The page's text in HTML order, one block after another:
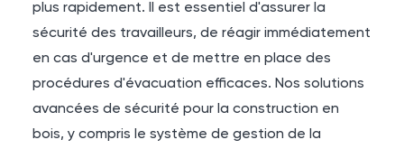
plus rapidement. Il est essentiel d'assurer la
sécurité des travailleurs, de réagir immédiatement
en cas d'urgence et de mettre en place des
procédures d'évacuation efficaces. Nos solutions
avancées de sécurité pour la construction en
bois, y compris le système de gestion de la